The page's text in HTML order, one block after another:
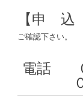
【申
ご確認下さい。
電話